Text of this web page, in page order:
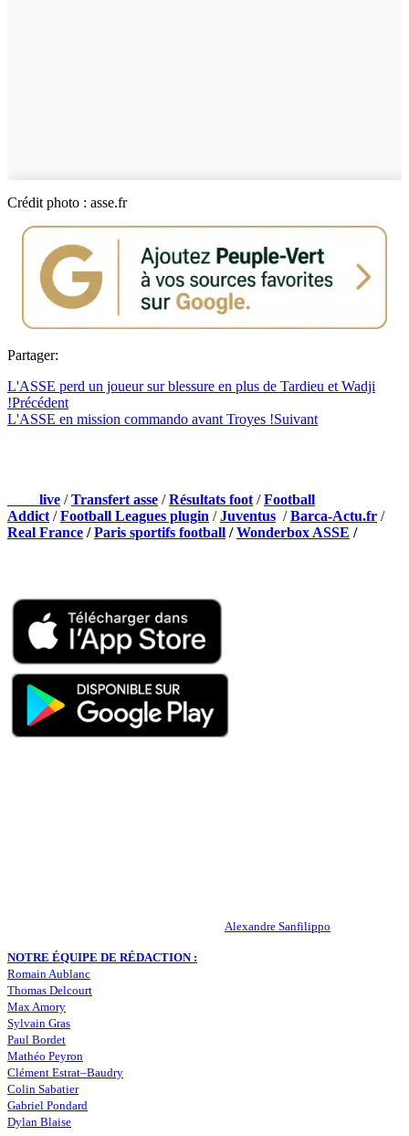
Crédit photo : asse.fr
Partager:
L'ASSE perd un joueur sur blessure en plus de Tardieu et Wadji
!Précédent
L'ASSE en mission commando avant Troyes !Suivant
live /Transfert asse /Résultats foot/Football
Addict/Football Leagues plugin /Juventus /Barca-Actu.fr /
Real France /Paris sportifs football /Wonderbox ASSE /
Alexandre Sanfilippo
NOTRE ÉQUIPE DE RÉDACTION :
Romain Aublanc
Thomas Delcourt
Max Amory
Sylvain Gras
Paul Bordet
Mathéo Peyron
Clément Estrat–Baudry
Colin Sabatier
Gabriel Pondard
Dylan Blaise